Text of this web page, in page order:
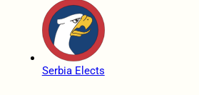
Serbia Elects